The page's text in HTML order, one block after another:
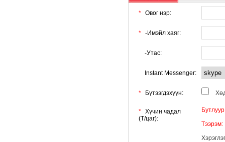
* Овог нэр:
* -Имэйл хаяг:
-Утас:
Instant Messenger:
* Бүтээгдэхүүн:
* Хүчин чадал
(T/цаг):
Тээрэм: